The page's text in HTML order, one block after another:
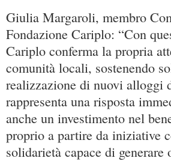
Giulia Margaroli, membro
Fondazione Cariplo: “Con
Cariplo conferma la propria
comunità locali, sostenendo
realizzazione di nuovi alloggi
rappresenta una risposta
anche un investimento nel
proprio a partire da iniziative
solidarietà capace di